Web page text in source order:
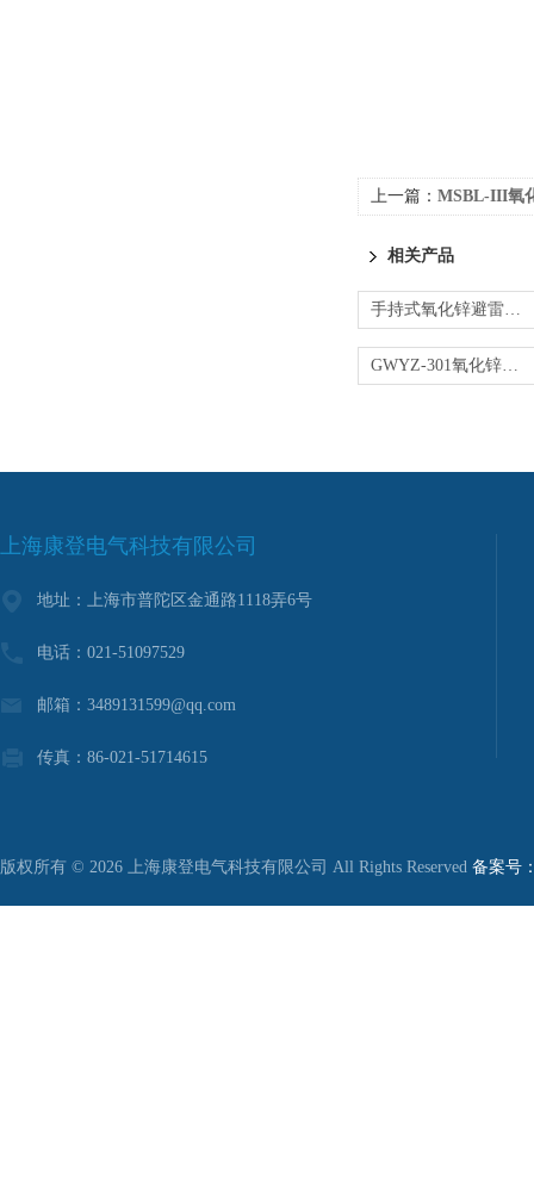
上一篇： MSBL-III氧
相关产品
手持式氧化锌避雷器测试仪
GWYZ-301氧化锌避雷器带电测试仪
上海康登电气科技有限公司
地址：上海市普陀区金通路1118弄6号
电话：021-51097529
邮箱：3489131599@qq.com
传真：86-021-51714615
版权所有 © 2026 上海康登电气科技有限公司 All Rights Reserved 备案号